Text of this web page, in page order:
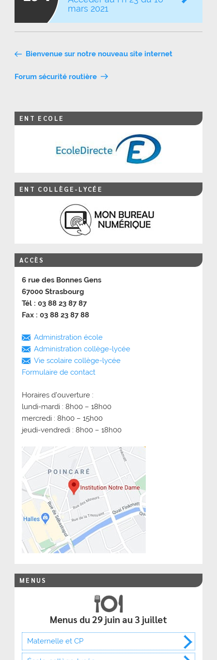
mars 2021
Navigation
de
Bienvenue sur notre nouveau site internet
Forum sécurité routière
ENT ECOLE
ENT COLLÈGE-LYCÉE
ACCÈS
6 rue des Bonnes Gens
67000 Strasbourg
Tél : 03 88 23 87 87
Fax : 03 88 23 87 88
Administration école
Administration collège-lycée
Vie scolaire collège-lycée
Formulaire de contact
Horaires d’ouverture :
lundi-mardi : 8h00 – 18h00
mercredi : 8h00 – 15h00
jeudi-vendredi : 8h00 – 18h00
MENUS
Menus du 29 juin au 3 juillet
Maternelle et CP